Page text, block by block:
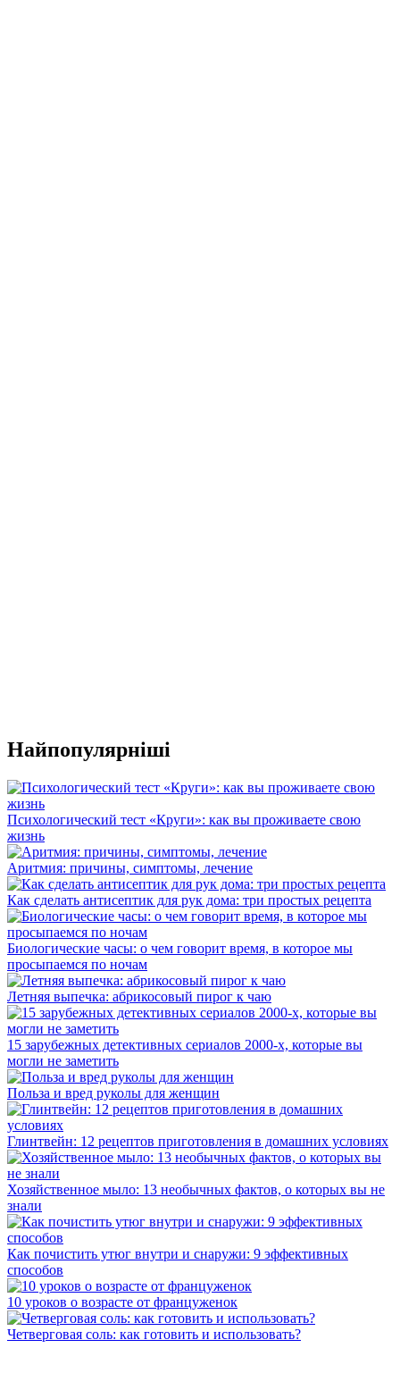
Найпопулярніші
Психологический тест «Круги»: как вы проживаете свою
жизнь
Аритмия: причины, симптомы, лечение
Как сделать антисептик для рук дома: три простых рецепта
Биологические часы: о чем говорит время, в которое мы
просыпаемся по ночам
Летняя выпечка: абрикосовый пирог к чаю
15 зарубежных детективных сериалов 2000-х, которые вы
могли не заметить
Польза и вред руколы для женщин
Глинтвейн: 12 рецептов приготовления в домашних условиях
Хозяйственное мыло: 13 необычных фактов, о которых вы не
знали
Как почистить утюг внутри и снаружи: 9 эффективных
способов
10 уроков о возрасте от француженок
Четверговая соль: как готовить и использовать?